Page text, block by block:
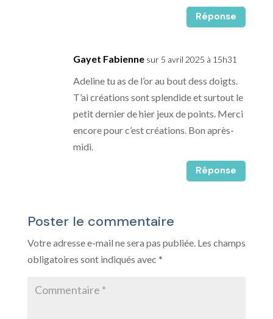
Réponse
Gayet Fabienne sur 5 avril 2025 à 15h31
Adeline tu as de l’or au bout dess doigts.
T’ai créations sont splendide et surtout le
petit dernier de hier jeux de points. Merci
encore pour c’est créations. Bon après-
midi.
Réponse
Poster le commentaire
Votre adresse e-mail ne sera pas publiée. Les champs
obligatoires sont indiqués avec *